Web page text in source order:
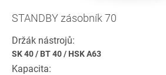
STANDBY zásobník 70
Držák nástrojů:
SK 40/ BT 40/ HSK A63
Kapacita: